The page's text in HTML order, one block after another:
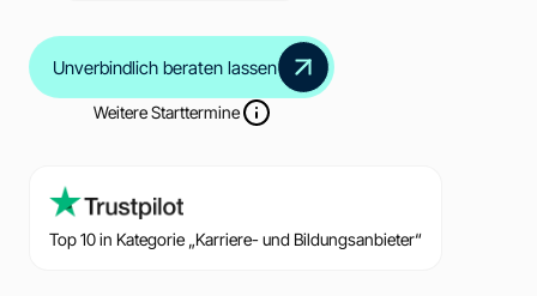
Unverbindlich beraten lassen
Weitere Starttermine
Top 10 in Kategorie „Karriere- und Bildungsanbieter“